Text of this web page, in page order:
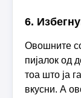
6.
Овошните
пијалок од
тоа што ја
вкусни. А